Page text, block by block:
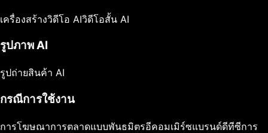
เครื่องสร้างวิดีโอ AIวิดีโอสั้น AI
รูปภาพ AI
รูปถ่ายสินค้า AI
กรณีการใช้งาน
การโฆษณาการตลาดแบบพันธมิตรอีคอมเมิร์ซแบรนด์ดีทีซีการ